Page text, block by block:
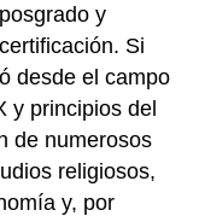
y
Si
desde el campo
y principios del
de numerosos
religiosos,
y, por